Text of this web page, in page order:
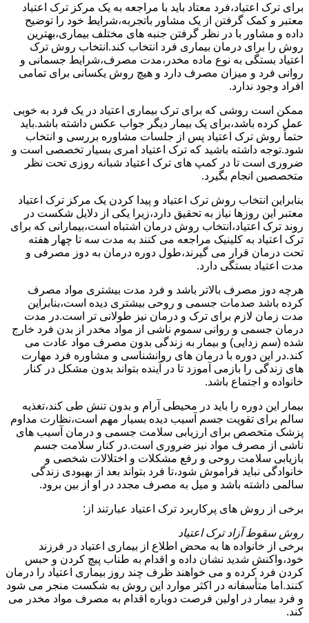
برای ترک اعتیاد،فرد معتاد باید با مراجعه به یک مرکز ترک اعتیاد
معتبر و کمک گرفتن از یک مشاور باتجربه،شرایط خود را توضیح
داده و مشاور با در نظر گرفتن جنبه های مختلف بیماری،بهترین
روش را برای درمان بیماری فرد انتخاب کند.انتخاب روش ترک
اعتیاد بستگی به نوع ماده مخدر،مدت مصرف،شرایط جسمانی و
روانی فرد و میزان مصرف دارد و هیچ روش یکسانی برای تمامی
افراد وجود ندارد.
ممکن است روشی که برای ترک بیماری اعتیاد در یک فرد به خوبی
عمل کرده باشد،برای یک بیمار دیگر جواب عکس داشته باشد.باید
حتماً روش ترک اعتیاد پس از جلسات مشاوره بررسی و انتخاب
شود.توجه داشته باشید که ترک اعتیاد امری بسیار تخصصی است و
ضروری است تا در کمپ های ترک اعتیاد شبانه روزی تحت نظر
متخصصین انجام بگیرد.
بنابراین انتخاب روش ترک اعتیاد و پیدا کردن یک مرکز ترک اعتیاد
معتبر این روزها نیاز به تحقیق دارد،زیرا یکی از دلایل شکست در
روند ترک اعتیاد،انتخاب روش درمان اشتباه است،بیمارانی که برای
ترک اعتیاد به کلینیک مراجعه می کنند به مدت سه تا چهار هفته
تحت درمان قرار می گیرند،طول دوره درمان به دوز مصرفی و
مدت اعتیاد بستگی دارد.
هرچه دوز مصرف بالاتر باشد و فرد مدت بیشتری مواد مصرف
کرده باشد صدمات جسمی و روحی بیشتری دیده است،بنابراین
مدت زمان لازم برای ترک و درمان نیز طولانی تر است.در مدت
درمان جسمی و روانی سموم ناشی از مواد مخدر از بدن فرد خارج
شده (سم زدایی) و بیمار به زندگی بدون مصرف مواد عادت می
کند.در این دوره با درمان های روانشناسی و مشاوره فرد مهارت
های زندگی را بازمی آموزد تا در آینده بتواند بدون مشکل در کنار
خانواده و اجتماع باشد.
بیمار این دوره را باید در محیطی آرام و بدون تنش طی کند،تغذیه
سالم برای تقویت جسم آسیب دیده بسیار مهم است،نظارت مداوم
پزشک متخصص برای ارزیابی سلامت جسمی و درمان آسیب های
ناشی از مصرف مواد نیز ضروری است.در کنار سلامت جسم
بازیابی سلامت روحی و رفع مشکلات و اختلالات شخصی و
خانوادگی نباید فراموش شود،تا فرد بتواند بعد از بهبودی زندگی
سالمی داشته باشد و میل به مصرف مجدد در او از بین برود.
برخی از روش های پرکاربرد ترک اعتیاد عبارتند از:
روش سقوط آزاد ترک اعتیاد
برخی از خانواده ها به محض اطلاع از بیماری اعتیاد در فرزند
خود،واکنش شدید نشان داده و اقدام به طناب پیچ کردن و حبس
کردن فرد کرده و می خواهند ظرف چند روز بیماری اعتیاد را درمان
کنند.اما متأسفانه در اکثر موارد این روش به شکست منجر می شود
و فرد بیمار در اولین فرصت دوباره اقدام به مصرف مواد مخدر می
کند.